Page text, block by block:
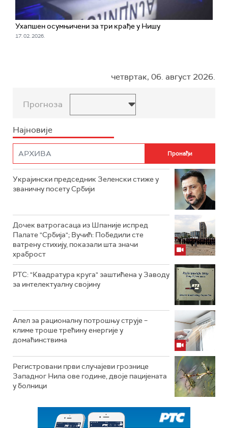
Ухапшен осумњичени за три крађе у Нишу
17. 02. 2026.
четвртак, 06. август 2026.
Прогноза
Најновије
Украјински председник Зеленски стиже у
званичну посету Србији
Дочек ватрогасаца из Шпаније испред
Палате "Србија"; Вучић: Победили сте
ватрену стихију, показали шта значи
храброст
РТС: "Квадратура круга" заштићена у Заводу
за интелектуалну својину
Апел за рационалну потрошњу струје –
климе троше трећину енергије у
домаћинствима
Регистровани први случајеви грознице
Западног Нила ове године, двоје пацијената
у болници